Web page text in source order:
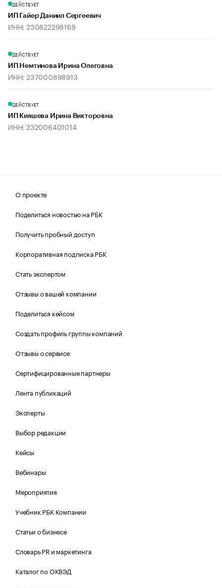
ДЕЙСТВУЕТ
ИП Гайер Даниил Сергеевич
ИНН: 230822298169
ДЕЙСТВУЕТ
ИП Немтинова Ирина Олеговна
ИНН: 237000898913
ДЕЙСТВУЕТ
ИП Кияшева Ирина Викторовна
ИНН: 232006401014
О проекте
Поделиться новостью на РБК
Получить пробный доступ
Корпоративная подписка РБК
Стать экспертом
Отзывы о вашей компании
Поделиться кейсом
Создать профиль группы компаний
Отзывы о сервисе
Сертифицированные партнеры
Лента публикаций
Эксперты
Выбор редакции
Кейсы
Вебинары
Мероприятия
Учебник РБК Компании
Статьи о бизнесе
Словарь PR и маркетинга
Каталог по ОКВЭД